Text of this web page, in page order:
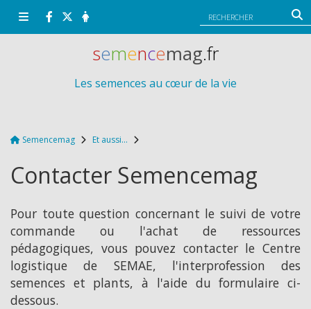
Semencemag Et aussi...
Contacter Semencemag
Pour toute question concernant le suivi de votre
commande ou l'achat de ressources
pédagogiques, vous pouvez contacter le Centre
logistique de SEMAE, l'interprofession des
semences et plants, à l'aide du formulaire ci-
dessous.
semencemag.fr
Les semences au cœur de la vie
Panneau de gestion des cookies